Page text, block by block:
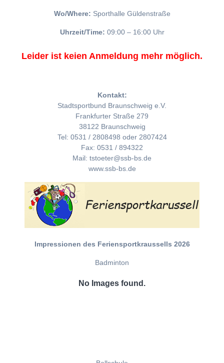
Wo/Where: Sporthalle Güldenstraße
Uhrzeit/Time: 09:00 – 16:00 Uhr
Leider ist keien Anmeldung mehr möglich.
Kontakt:
Stadtsportbund Braunschweig e.V.
Frankfurter Straße 279
38122 Braunschweig
Tel: 0531 / 2808498 oder 2807424
Fax: 0531 / 894322
Mail: tstoeter@ssb-bs.de
www.ssb-bs.de
Impressionen des Feriensportkraussells 2026
Badminton
No Images found.